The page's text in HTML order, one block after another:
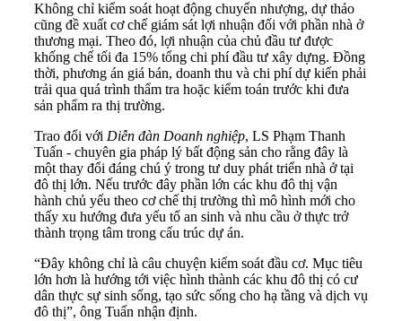
Không chỉ kiểm soát hoạt động chuyển nhượng, dự thảo
cũng đề xuất cơ chế giám sát lợi nhuận đối với phần nhà ở
thương mại. Theo đó, lợi nhuận của chủ đầu tư được
khống chế tối đa 15% tổng chi phí đầu tư xây dựng. Đồng
thời, phương án giá bán, doanh thu và chi phí dự kiến phải
trải qua quá trình thẩm tra hoặc kiểm toán trước khi đưa
sản phẩm ra thị trường.
Trao đổi với Diễn đàn Doanh nghiệp, LS Phạm Thanh
Tuấn - chuyên gia pháp lý bất động sản cho rằng đây là
một thay đổi đáng chú ý trong tư duy phát triển nhà ở tại
đô thị lớn. Nếu trước đây phần lớn các khu đô thị vận
hành chủ yếu theo cơ chế thị trường thì mô hình mới cho
thấy xu hướng đưa yếu tố an sinh và nhu cầu ở thực trở
thành trọng tâm trong cấu trúc dự án.
“Đây không chỉ là câu chuyện kiểm soát đầu cơ. Mục tiêu
lớn hơn là hướng tới việc hình thành các khu đô thị có cư
dân thực sự sinh sống, tạo sức sống cho hạ tầng và dịch vụ
đô thị”, ông Tuấn nhận định.